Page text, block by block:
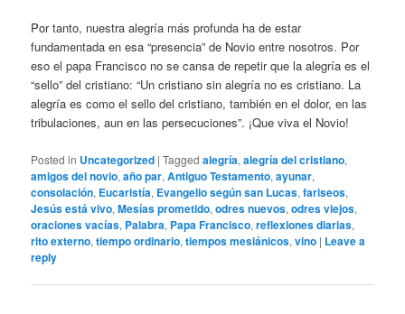
Por tanto, nuestra alegría más profunda ha de estar
fundamentada en esa “presencia” de Novio entre nosotros. Por
eso el papa Francisco no se cansa de repetir que la alegría es el
“sello” del cristiano: “Un cristiano sin alegría no es cristiano. La
alegría es como el sello del cristiano, también en el dolor, en las
tribulaciones, aun en las persecuciones”. ¡Que viva el Novio!
Posted in Uncategorized |Tagged alegría,alegría del cristiano,
amigos del novio,año par,Antiguo Testamento,ayunar,
consolación, Eucaristía, Evangelio según san Lucas,fariseos,
Jesús está vivo,Mesías prometido,odres nuevos,odres viejos,
oraciones vacías, Palabra, Papa Francisco,reflexiones diarias,
rito externo,tiempo ordinario,tiempos mesiánicos,vino | Leave a
reply